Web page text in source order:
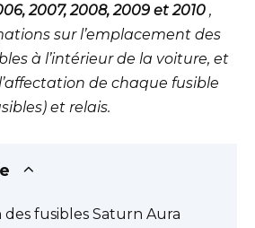
2007, 2008, 2009 et 2010 ,
sur l’emplacement des
à l’intérieur de la voiture, et
de chaque fusible
et relais.
des fusibles Saturn Aura